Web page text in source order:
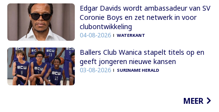
Edgar Davids wordt ambassadeur van SV
Coronie Boys en zet netwerk in voor
clubontwikkeling
04-08-2026 WATERKANT
Ballers Club Wanica stapelt titels op en
geeft jongeren nieuwe kansen
03-08-2026 SURINAME HERALD
MEER